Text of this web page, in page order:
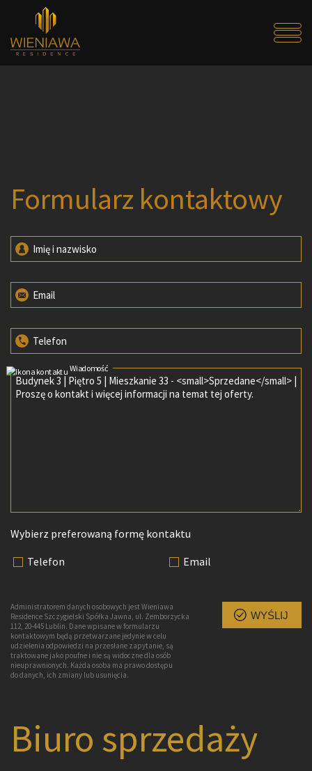
Formularz kontaktowy
Imię i nazwisko
Email
Telefon
Wybierz preferowaną formę kontaktu
Telefon
Email
Administratorem danych osobowych jest Wieniawa
Residence Szczygielski Spółka Jawna, ul. Zemborzycka
112, 20-445 Lublin. Dane wpisane w formularzu
kontaktowym będą przetwarzane jedynie w celu
udzielenia odpowiedzi na przesłane zapytanie, są
traktowane jako poufne i nie są widoczne dla osób
nieuprawnionych. Każda osoba ma prawo dostępu
do danych, ich zmiany lub usunięcia.
WYŚLIJ
Biuro sprzedaży